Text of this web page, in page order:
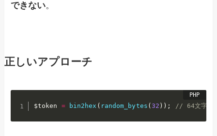
できない。
正しいアプローチ
$token = bin2hex ( random_bytes ( 32 ) ) ; // 64文字の